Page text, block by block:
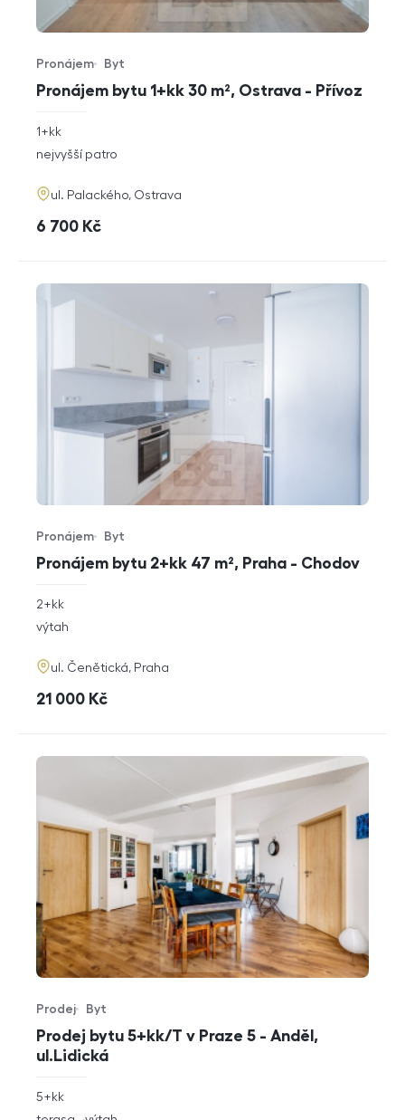
Pronájem bytu 1+kk 30 m², Ostrava - Přívoz
Typ nabídky
Pronájem
Typ nemovitosti
Byt
rozměry
dispozice
1+kk
funkce
nejvyšší patro
adresa
ul. Palackého, Ostrava
cena
6 700 Kč
Pronájem bytu 2+kk 47 m², Praha - Chodov
Typ nabídky
Pronájem
Typ nemovitosti
Byt
rozměry
dispozice
2+kk
funkce
výtah
adresa
ul. Čenětická, Praha
cena
21 000 Kč
Prodej bytu 5+kk/T v Praze 5 - Anděl,
ul.Lidická
Typ nabídky
Prodej
Typ nemovitosti
Byt
rozměry
5+kk